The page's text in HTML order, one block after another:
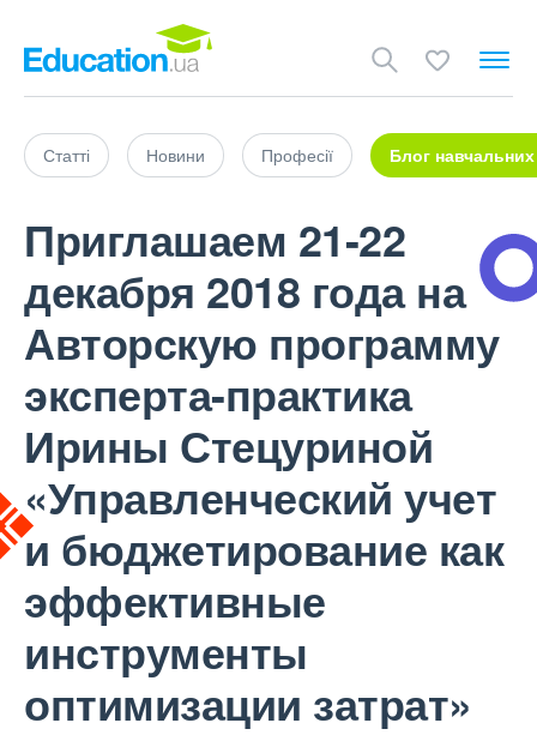
Статті Новини Професії Блог навчальних
Приглашаем 21-22
декабря 2018 года на
Авторскую программу
эксперта-практика
Ирины Стецуриной
«Управленческий учет
и бюджетирование как
эффективные
инструменты
оптимизации затрат»